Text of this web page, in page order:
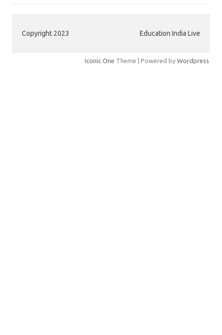
Copyright 2023 Education India Live
Iconic One Theme | Powered by Wordpress